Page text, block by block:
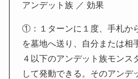
アンデット族 ／ 効果
①：１ターンに１度、手札か
を墓地へ送り、自分または相
４以下のアンデット族モンス
して発動できる。そのアンデ